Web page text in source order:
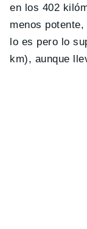
en los 402
menos
lo es pero lo
km), aunque